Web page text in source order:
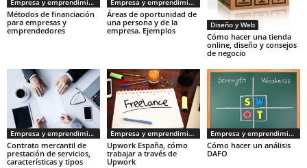
Empresa y emprendimiento
Métodos de financiación
para empresas y
emprendedores
Empresa y emprendimiento
Áreas de oportunidad de
una persona y de la
empresa. Ejemplos
Diseño y Web
Cómo hacer una tienda
online, diseño y consejos
de negocio
Empresa y emprendimiento
Contrato mercantil de
prestación de servicios,
características y tipos
Empresa y emprendimiento
Upwork España, cómo
trabajar a través de
Upwork
Empresa y emprendimiento
Cómo hacer un análisis
DAFO